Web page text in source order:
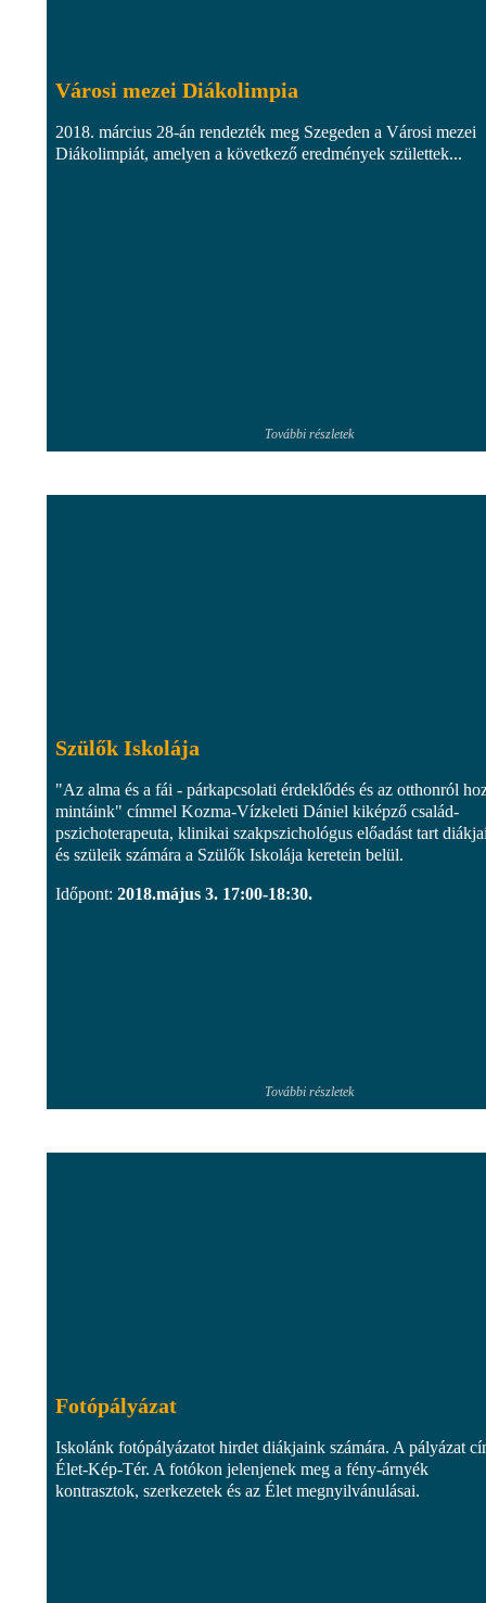
Városi mezei Diákolimpia
2018. március 28-án rendezték meg Szegeden a Városi mezei
Diákolimpiát, amelyen a következő eredmények születtek...
További részletek
Szülők Iskolája
"Az alma és a fái - párkapcsolati érdeklődés és az otthonról
mintáink" címmel Kozma-Vízkeleti Dániel kiképző család-
pszichoterapeuta, klinikai szakpszichológus előadást tart
és szüleik számára a Szülők Iskolája keretein belül.
Időpont: 2018.május 3. 17:00-18:30.
További részletek
Fotópályázat
Iskolánk fotópályázatot hirdet diákjaink számára. A pályázat
Élet-Kép-Tér. A fotókon jelenjenek meg a fény-árnyék
kontrasztok, szerkezetek és az Élet megnyilvánulásai.